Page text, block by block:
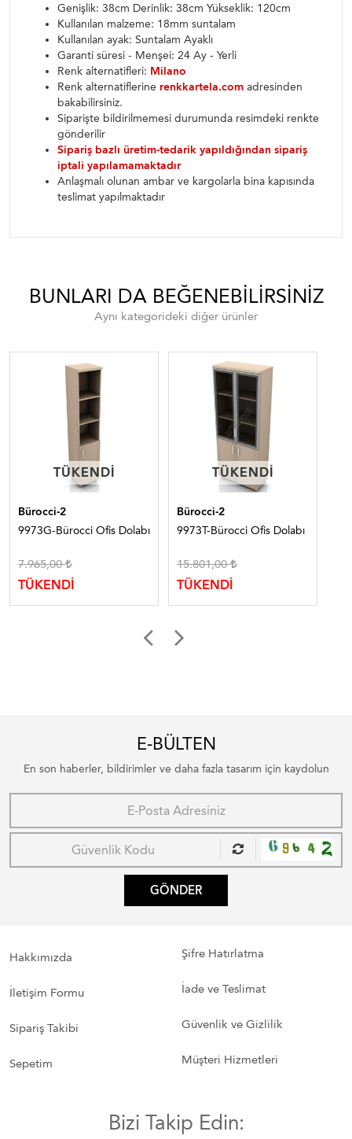
Genişlik: 38cm Derinlik: 38cm Yükseklik: 120cm
Kullanılan malzeme: 18mm suntalam
Kullanılan ayak: Suntalam Ayaklı
Garanti süresi - Menşei: 24 Ay - Yerli
Renk alternatifleri: Milano
Renk alternatiflerine renkkartela.com adresinden
bakabilirsiniz.
Siparişte bildirilmemesi durumunda resimdeki renkte
gönderilir
Sipariş bazlı üretim-tedarik yapıldığından sipariş
iptali yapılamamaktadır
Anlaşmalı olunan ambar ve kargolarla bina kapısında
teslimat yapılmaktadır
BUNLARI DA BEĞENEBILIRSINIZ
Aynı kategorideki diğer ürünler
TÜKENDI
TÜKENDI
Bürocci-2
9973G-Bürocci Ofis Dolabı
7.965,00
TÜKENDİ
TÜKENDI
TÜKENDI
Bürocci-2
9973T-Bürocci Ofis Dolabı
15.801,00
TÜKENDİ
E-BÜLTEN
En son haberler, bildirimler ve daha fazla tasarım için kaydolun
GÖNDER
Hakkımızda
İletişim Formu
Sipariş Takibi
Sepetim
Şifre Hatırlatma
İade ve Teslimat
Güvenlik ve Gizlilik
Müşteri Hizmetleri
Bizi Takip Edin: